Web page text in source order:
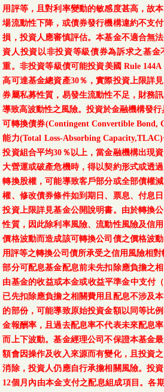
用評等，且對利率變動的敏感度甚高，故
場流動性下降，或債券發行機構違約不支
損，投資人應審慎評估。本基金不適合無
資人投資以非投資等級債券為訴求之基
重。非投資等級債可能投資美國 Rule
高可達基金總資產30％，實際投資上限詳
券屬私募性質，易發生流動性不足，財務
導致高波動性之風險。投資於金融機構發
可轉換債券(Contingent Convertible Bond,
能力(Total Loss-Absorbing
投資組合平均30％以上，當金融機構出現
大營運或破產危機時，得以契約形式或透
轉換股權，可能導致客戶部分或全部債權
權、修改債券條件如到期日、票息、付息
投資上限詳見基金公開說明書。由於轉換
性質，因此除利率風險、流動性風險及信
價格波動而造成該可轉換公司債之價格波
用評等之轉換公司債所承受之信用風險相對
部分可配息基金配息前未先扣除應負擔之
由基金的收益或本金或收益平準金中支付
已先扣除應負擔之相關費用且配息不涉及
的部份，可能導致原始投資金額以同等比
金報酬率，且過去配息率不代表未來配息
而上下波動。基金經理公司不保證本基金
額會因操作及收入來源而有變化，且投資
消除，投資人仍應自行承擔相關風險。投
12個月內由本金支付之配息組成項目。各